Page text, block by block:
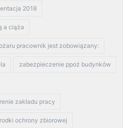
2018
a ciąża
pracownik jest zobowiązany:
zabezpieczenie ppoż budynków
zakładu pracy
ochrony zbiorowej